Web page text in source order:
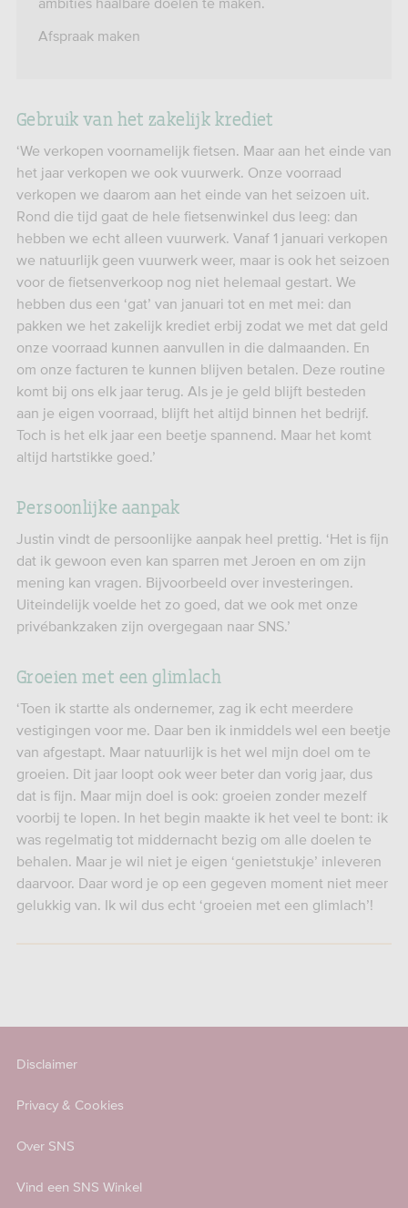
Afspraak maken
Gebruik van het zakelijk krediet
‘We verkopen voornamelijk fietsen. Maar aan het einde van
het jaar verkopen we ook vuurwerk. Onze voorraad
verkopen we daarom aan het einde van het seizoen uit.
Rond die tijd gaat de hele fietsenwinkel dus leeg: dan
hebben we echt alleen vuurwerk. Vanaf 1 januari verkopen
we natuurlijk geen vuurwerk weer, maar is ook het seizoen
voor de fietsenverkoop nog niet helemaal gestart. We
hebben dus een ‘gat’ van januari tot en met mei: dan
pakken we het zakelijk krediet erbij zodat we met dat geld
onze voorraad kunnen aanvullen in die dalmaanden. En
om onze facturen te kunnen blijven betalen. Deze routine
komt bij ons elk jaar terug. Als je je geld blijft besteden
aan je eigen voorraad, blijft het altijd binnen het bedrijf.
Toch is het elk jaar een beetje spannend. Maar het komt
altijd hartstikke goed.’
Persoonlijke aanpak
Justin vindt de persoonlijke aanpak heel prettig. ‘Het is fijn
dat ik gewoon even kan sparren met Jeroen en om zijn
mening kan vragen. Bijvoorbeeld over investeringen.
Uiteindelijk voelde het zo goed, dat we ook met onze
privébankzaken zijn overgegaan naar SNS.’
Groeien met een glimlach
‘Toen ik startte als ondernemer, zag ik echt meerdere
vestigingen voor me. Daar ben ik inmiddels wel een beetje
van afgestapt. Maar natuurlijk is het wel mijn doel om te
groeien. Dit jaar loopt ook weer beter dan vorig jaar, dus
dat is fijn. Maar mijn doel is ook: groeien zonder mezelf
voorbij te lopen. In het begin maakte ik het veel te bont: ik
was regelmatig tot middernacht bezig om alle doelen te
behalen. Maar je wil niet je eigen ‘genietstukje’ inleveren
daarvoor. Daar word je op een gegeven moment niet meer
gelukkig van. Ik wil dus echt ‘groeien met een glimlach’!
Disclaimer
Privacy & Cookies
Over SNS
Vind een SNS Winkel